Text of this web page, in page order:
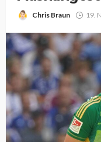
Chris Braun 19.